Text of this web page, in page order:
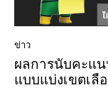
ข่าว
ผลการนับคะแน
แบบแบ่งเขตเลื